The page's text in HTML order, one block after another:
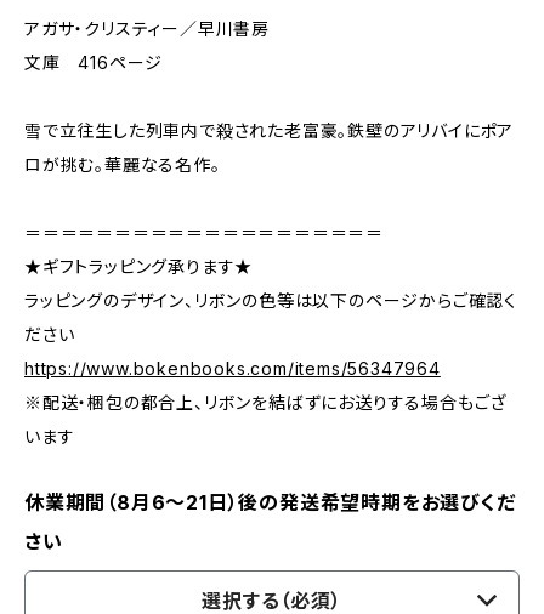
アガサ・クリスティー／早川書房
文庫 416ページ
雪で立往生した列車内で殺された老富豪。鉄壁のアリバイにポア
ロが挑む。華麗なる名作。
＝＝＝＝＝＝＝＝＝＝＝＝＝＝＝＝＝＝＝＝
★ギフトラッピング承ります★
ラッピングのデザイン、リボンの色等は以下のページからご確認く
ださい
https://www.bokenbooks.com/items/56347964
※配送・梱包の都合上、リボンを結ばずにお送りする場合もござ
います
休業期間（8月6〜21日）後の発送希望時期をお選びくだ
さい
選択する（必須）